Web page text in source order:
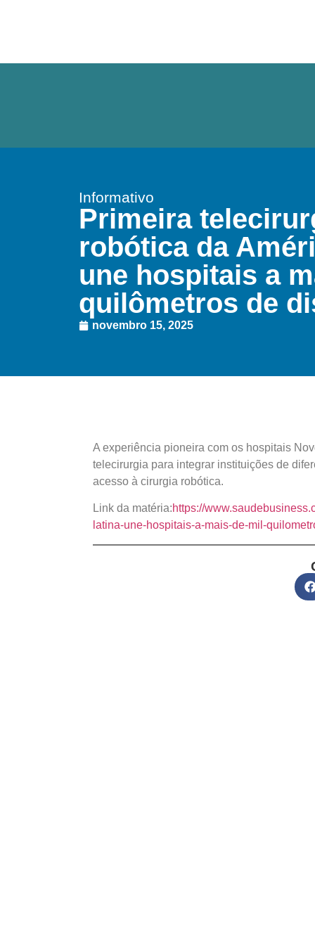
Informativo
Primeira
robótica da
une hospitais a
quilômetros de
novembro 15, 2025
A experiência pioneira com os hospitais
telecirurgia para integrar instituições de
acesso à cirurgia robótica.
Link da matéria:https://
latina-une-hospitais-a-mais-de-mil-